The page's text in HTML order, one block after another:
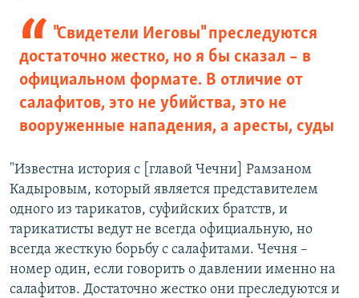
"Свидетели Иеговы" преследуются
достаточно жестко, но я бы сказал – в
официальном формате. В отличие от
салафитов, это не убийства, это не
вооруженные нападения, а аресты, суды
"Известна история с [главой Чечни] Рамзаном
Кадыровым, который является представителем
одного из тарикатов, суфийских братств, и
тарикатисты ведут не всегда официальную, но
всегда жесткую борьбу с салафитами. Чечня –
номер один, если говорить о давлении именно на
салафитов. Достаточно жестко они преследуются и